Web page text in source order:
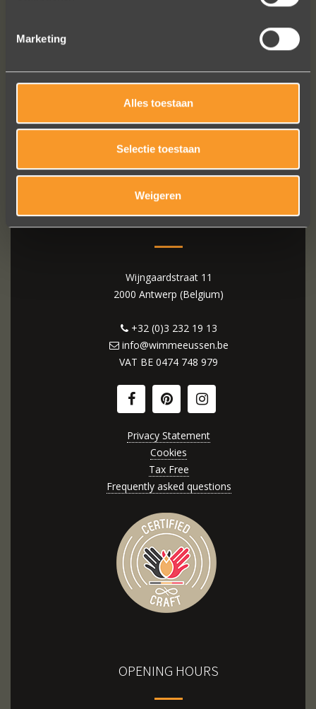
Marketing
Alles toestaan
Selectie toestaan
Weigeren
WIM MEEUSSEN
Wijngaardstraat 11
2000 Antwerp (Belgium)
+32 (0)3 232 19 13
info@wimmeeussen.be
VAT BE 0474 748 979
Privacy Statement
Cookies
Tax Free
Frequently asked questions
OPENING HOURS